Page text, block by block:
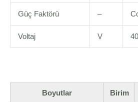
Güç Faktörü –
Voltaj V
Boyutlar Birim